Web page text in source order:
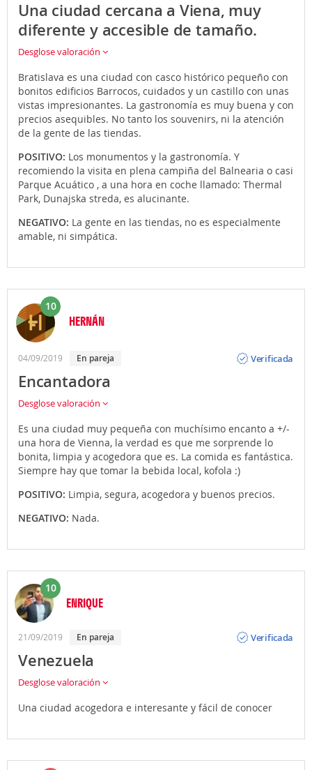
Una ciudad cercana a Viena, muy
diferente y accesible de tamaño.
Desglose valoración
Bratislava es una ciudad con casco histórico pequeño con
bonitos edificios Barrocos, cuidados y un castillo con unas
vistas impresionantes. La gastronomía es muy buena y con
precios asequibles. No tanto los souvenirs, ni la atención
de la gente de las tiendas.
POSITIVO: Los monumentos y la gastronomía. Y
recomiendo la visita en plena campiña del Balnearia o casi
Parque Acuático , a una hora en coche llamado: Thermal
Park, Dunajska streda, es alucinante.
NEGATIVO: La gente en las tiendas, no es especialmente
amable, ni simpática.
10
HERNÁN
04/09/2019 En pareja
Verificada
Encantadora
Desglose valoración
Es una ciudad muy pequeña con muchísimo encanto a +/-
una hora de Vienna, la verdad es que me sorprende lo
bonita, limpia y acogedora que es. La comida es fantástica.
Siempre hay que tomar la bebida local, kofola :)
POSITIVO: Limpia, segura, acogedora y buenos precios.
NEGATIVO: Nada.
10
ENRIQUE
21/09/2019 En pareja
Verificada
Venezuela
Desglose valoración
Una ciudad acogedora e interesante y fácil de conocer